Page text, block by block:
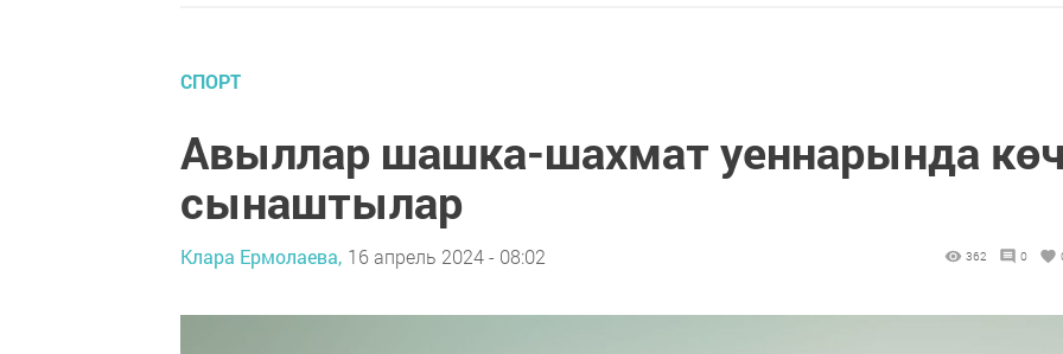
СПОРТ
Авыллар шашка-шахмат уеннарында
сынаштылар
Клара Ермолаева, 16 апрель 2024 - 08:02 362 0